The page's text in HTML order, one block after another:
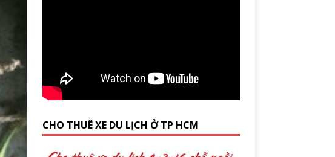
CHO THUÊ XE DU LỊCH Ở TP HCM